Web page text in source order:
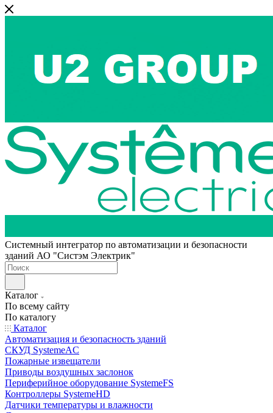
Системный интегратор по автоматизации и безопасности
зданий АО "Систэм Электрик"
Каталог
По всему сайту
По каталогу
Каталог
Автоматизация и безопасность зданий
СКУД SystemeAC
Пожарные извещатели
Приводы воздушных заслонок
Периферийное оборудование SystemeFS
Контроллеры SystemeHD
Датчики температуры и влажности